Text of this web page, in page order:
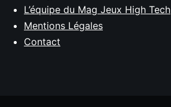
L’équipe du Mag Jeux High Tech
Mentions Légales
Contact